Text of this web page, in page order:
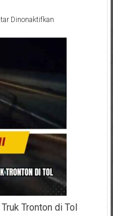
Dinonaktifkanpada
Mutu:
Maksimalkan
Kontrol
Hasilkan
Garam
Tronton di Tol